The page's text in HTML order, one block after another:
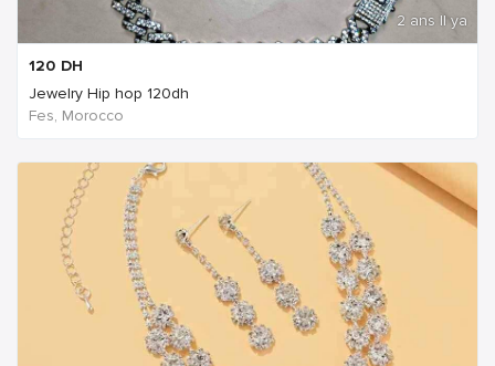
2 ans Il ya
120 DH
Jewelry Hip hop 120dh
Fes, Morocco